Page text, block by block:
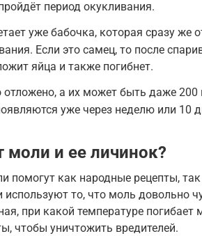
период окукливания.
уже бабочка, которая сразу же
Если это самец, то после
яйца и также погибнет.
отложено, а их может быть даже
уже через неделю или 10
моли и ее личинок?
помогут как народные рецепты,
то, что моль довольно
при какой температуре
чтобы уничтожить вредителей.